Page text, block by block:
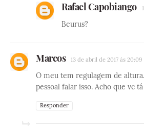
Rafael Capobiango
Beurus?
Marcos 13 de abril de 2017 às 20:09
O meu tem regulagem de
pessoal falar isso. Acho que vc
Responder